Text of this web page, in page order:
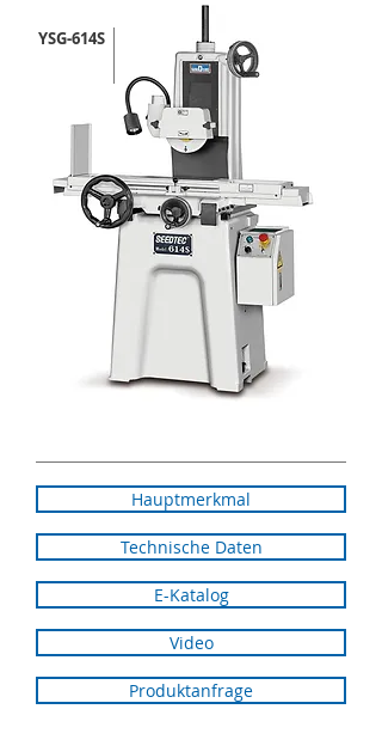
YSG-614S
Hauptmerkmal
Technische Daten
E-Katalog
Video
Produktanfrage